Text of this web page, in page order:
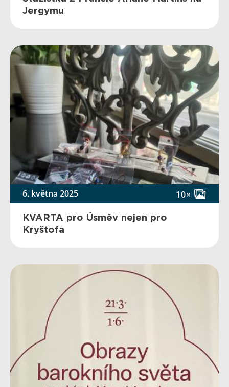
Jergymu
6. května 2025 10×
KVARTA pro Úsměv nejen pro
Kryštofa